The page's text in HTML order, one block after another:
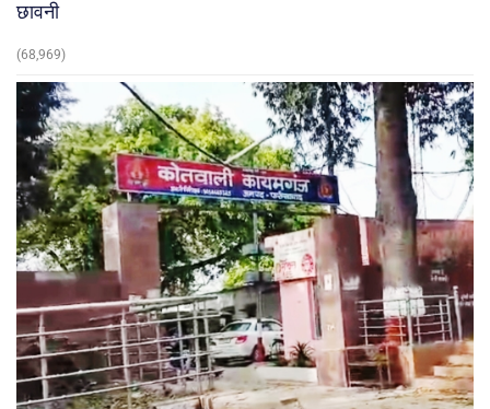
छावनी
(68,969)